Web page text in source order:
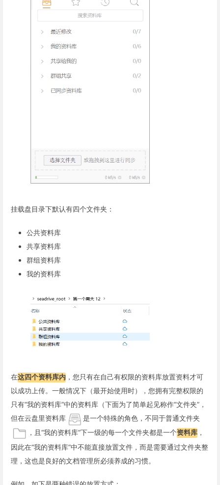
挂载盘目录下默认有四个文件夹：
公共资料库
共享资料库
群组资料库
我的资料库
在这四个资料库内 ，您只有在自己有权限的资料库放置资料才可
以成功上传。一般情况下（最开始使用时），您拥有完整权限的
只有“我的资料库”中的资料库（下面为了简单起见称作“文件夹”，
但在云盘里资料库
是一个特殊的角色，不同于普通文件夹
，且“我的资料库”下一级的每一个文件夹都是一个资料库 ，
因此在“我的资料库”中不能直接放置文件，而是需要通过文件夹整
理，这也是良好的文档管理所必须养成的习惯。